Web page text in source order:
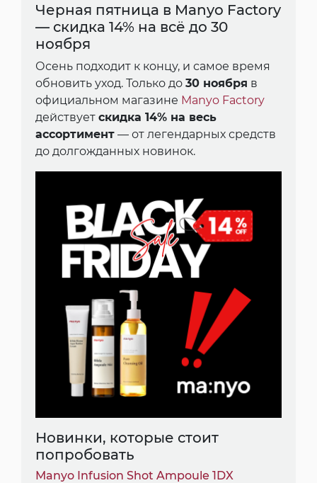
Черная пятница в Manyo Factory
— скидка 14% на всё до 30
ноября
Осень подходит к концу, и самое время
обновить уход. Только до 30 ноября в
официальном магазине Manyo Factory
действует скидка 14% на весь
ассортимент — от легендарных средств
до долгожданных новинок.
Новинки, которые стоит
попробовать
Manyo Infusion Shot Ampoule 1DX